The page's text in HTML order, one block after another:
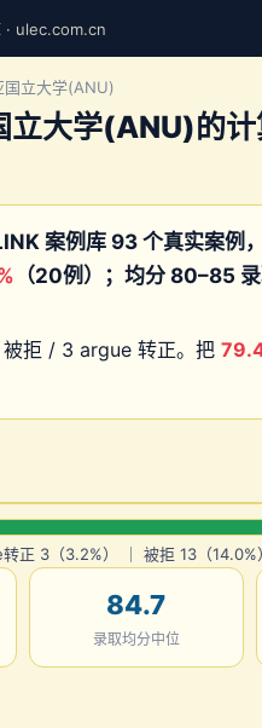
· ulec.com.cn
国立大学(ANU)
立大学(ANU)的
案例库 93 个真实案例
（20例）；均分 80–85
拒 / 3 argue 转正。把
正 3（3.2%） ｜ 被拒 13（14.0%）
84.7
录取均分中位